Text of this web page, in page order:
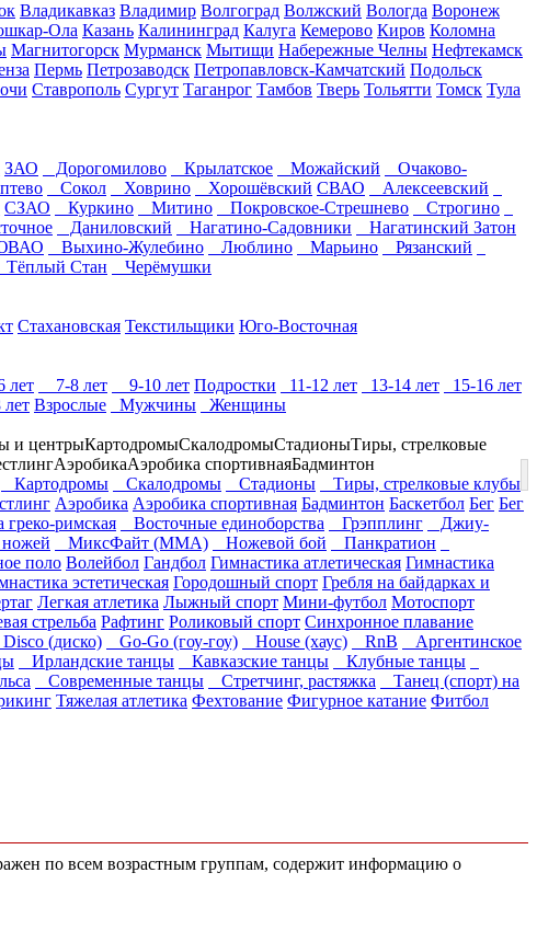
Владикавказ Владимир Волгоград Волжский Вологда Воронеж
Ола Казань Калининград Калуга Кемерово Киров Коломна
Магнитогорск Мурманск Мытищи Набережные Челны Нефтекамск
Пермь Петрозаводск Петропавловск-Камчатский Подольск
Ставрополь Сургут Таганрог Тамбов Тверь Тольятти Томск Тула
ЗАО Дорогомилово Крылатское Можайский
Очаково-
Сокол Ховрино Хорошёвский СВАО
Алексеевский
СЗАО Куркино Митино Покровское-Стрешнево
Строгино
Даниловский Нагатино-Садовники
Нагатинский Затон
Выхино-Жулебино Люблино Марьино
Рязанский
Тёплый Стан
Черёмушки
Стахановская Текстильщики Юго-Восточная
лет 7-8 лет 9-10 лет Подростки 11-12 лет 13-14 лет
15-16 лет
Взрослые Мужчины
Женщины
и центрыКартодромыСкалодромыСтадионыТиры, стрелковые
АэробикаАэробика спортивнаяБадминтон
Картодромы Скалодромы Стадионы
Тиры, стрелковые клубы
Аэробика Аэробика спортивная Бадминтон Баскетбол Бег Бег
греко-римская Восточные единоборства Грэпплинг
Джиу-
МиксФайт (ММА) Ножевой бой
Панкратион
поло Волейбол Гандбол Гимнастика атлетическая Гимнастика
эстетическая Городошный спорт Гребля на байдарках и
Легкая атлетика Лыжный спорт Мини-футбол Мотоспорт
стрельба Рафтинг Роликовый спорт Синхронное плавание
Disco (диско) Go-Go (гоу-гоу) House (хаус) RnB
Аргентинское
Ирландские танцы Кавказские танцы
Клубные танцы
Современные танцы Стретчинг, растяжка
Танец (спорт) на
Тяжелая атлетика Фехтование Фигурное катание Фитбол
по всем возрастным группам, содержит информацию о